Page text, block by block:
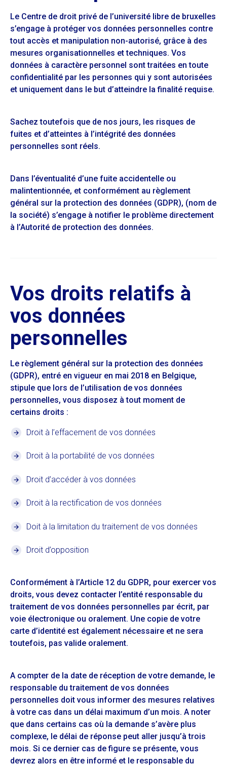
Le Centre de droit privé de l’université libre de bruxelles
s’engage à protéger vos données personnelles contre
tout accès et manipulation non-autorisé, grâce à des
mesures organisationnelles et techniques. Vos
données à caractère personnel sont traitées en toute
confidentialité par les personnes qui y sont autorisées
et uniquement dans le but d’atteindre la finalité requise.
Sachez toutefois que de nos jours, les risques de
fuites et d’atteintes à l’intégrité des données
personnelles sont réels.
Dans l’éventualité d’une fuite accidentelle ou
malintentionnée, et conformément au règlement
général sur la protection des données (GDPR), (nom de
la société) s’engage à notifier le problème directement
à l’Autorité de protection des données.
Vos droits relatifs à
vos données
personnelles
Le règlement général sur la protection des données
(GDPR), entré en vigueur en mai 2018 en Belgique,
stipule que lors de l’utilisation de vos données
personnelles, vous disposez à tout moment de
certains droits :
Droit à l’effacement de vos données
Droit à la portabilité de vos données
Droit d’accéder à vos données
Droit à la rectification de vos données
Doit à la limitation du traitement de vos données
Droit d’opposition
Conformément à l’Article 12 du GDPR, pour exercer vos
droits, vous devez contacter l’entité responsable du
traitement de vos données personnelles par écrit, par
voie électronique ou oralement. Une copie de votre
carte d’identité est également nécessaire et ne sera
toutefois, pas valide oralement.
A compter de la date de réception de votre demande, le
responsable du traitement de vos données
personnelles doit vous informer des mesures relatives
à votre cas dans un délai maximum d’un mois. A noter
que dans certains cas où la demande s’avère plus
complexe, le délai de réponse peut aller jusqu’à trois
mois. Si ce dernier cas de figure se présente, vous
devrez alors en être informé et le responsable du